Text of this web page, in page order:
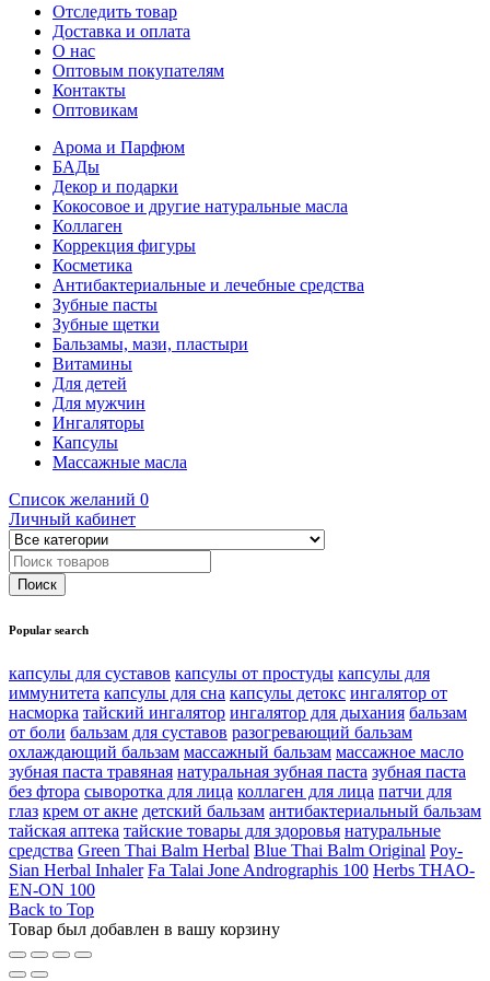
Отследить товар
Доставка и оплата
О нас
Оптовым покупателям
Контакты
Оптовикам
Арома и Парфюм
БАДы
Декор и подарки
Кокосовое и другие натуральные масла
Коллаген
Коррекция фигуры
Косметика
Антибактериальные и лечебные средства
Зубные пасты
Зубные щетки
Бальзамы, мази, пластыри
Витамины
Для детей
Для мужчин
Ингаляторы
Капсулы
Массажные масла
Список желаний 0
Личный кабинет
Popular search
капсулы для суставов капсулы от простуды капсулы для
иммунитета капсулы для сна капсулы детокс ингалятор от
насморка тайский ингалятор ингалятор для дыхания бальзам
от боли бальзам для суставов разогревающий бальзам
охлаждающий бальзам массажный бальзам массажное масло
зубная паста травяная натуральная зубная паста зубная паста
без фтора сыворотка для лица коллаген для лица патчи для
глаз крем от акне детский бальзам антибактериальный бальзам
тайская аптека тайские товары для здоровья натуральные
средства Green Thai Balm Herbal Blue Thai Balm Original Poy-
Sian Herbal Inhaler Fa Talai Jone Andrographis 100 Herbs THAO-
EN-ON 100
Back to Top
Товар был добавлен в вашу корзину